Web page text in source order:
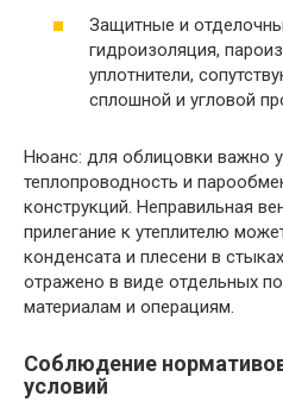
Защитные и
гидроизоляция,
уплотнители,
сплошной и угловой
Нюанс: для облицовки важно
теплопроводность и
конструкций. Неправильная
прилегание к утеплителю
конденсата и плесени в
отражено в виде отдельных
материалам и операциям.
Соблюдение
условий